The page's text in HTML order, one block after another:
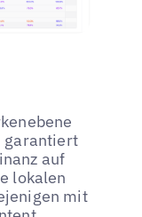
garantiert
auf
lokalen
mit